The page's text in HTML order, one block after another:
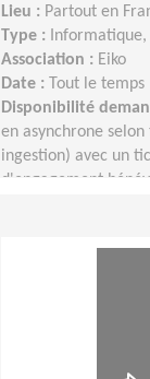
Lieu : Partout en
Type :
Informatique,
Association : Eiko
Date :
Tout le temps
Disponibilité
en asynchrone
ingestion) avec un
d'engagement